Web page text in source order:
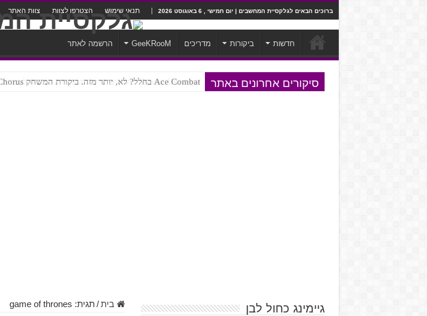
ברוכים הבאים לגלקסיית המחשבים | יום חמישי , 6 באוגוסט 2026 תנאי שימוש הצטרפו לצוות צוות האתר
חדשות ביקורות מדריכים GeeKRooM הרשמה לאתר
סיקורים אחרונים באתר Ace Combat בחלל? לא, יותר מזה. ביקורת המשחק Chorus
Steven Universe והשירים שתורגמו בצורה נוראית לעברית
בית / תגית: game of thrones גיימינג כחול לבן